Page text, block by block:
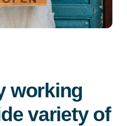
working
variety of